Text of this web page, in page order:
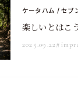
ケータハム / セ
楽しいとはこ
2025.09.22